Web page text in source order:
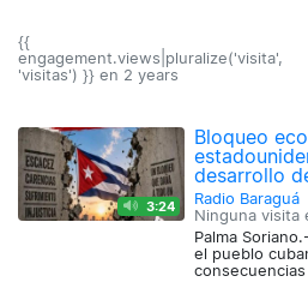
{{
engagement.views|pluralize('visita',
'visitas') }} en 2 years
3:24
Bloqueo
desarrollo
Radio Baraguá
Ninguna visita
Palma
el pueblo